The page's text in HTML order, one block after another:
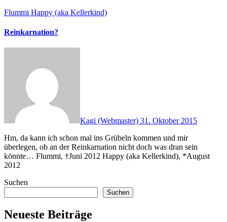
Flummi Happy (aka Kellerkind)
Reinkarnation?
Kagi (Webmaster) 31. Oktober 2015
Hm, da kann ich schon mal ins Grübeln kommen und mir
überlegen, ob an der Reinkarnation nicht doch was dran sein
könnte… Flummi, †Juni 2012 Happy (aka Kellerkind), *August
2012
Suchen
Suchen
Neueste Beiträge